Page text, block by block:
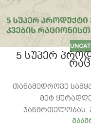
5 ᲡᲣᲞᲔᲠ
თანამედროვე
მეტ
ჯანმრთელობას.